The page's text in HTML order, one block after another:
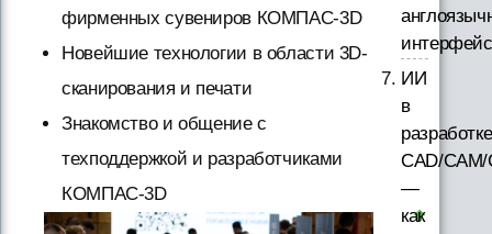
фирменных сувениров КОМПАС-3D
Новейшие технологии в области 3D-
сканирования и печати
Знакомство и общение с
техподдержкой и разработчиками
КОМПАС-3D
ИИ
в
разработке
CAD/
—
как